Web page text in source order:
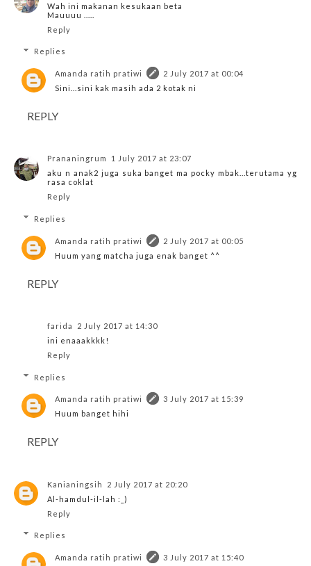
Wah ini makanan kesukaan beta
Mauuuu .....
Reply
Replies
Amanda ratih pratiwi
2 July 2017 at 00:04
Sini...sini kak masih ada 2 kotak ni
REPLY
Prananingrum
1 July 2017 at 23:07
aku n anak2 juga suka banget ma pocky mbak...terutama yg
rasa coklat
Reply
Replies
Amanda ratih pratiwi
2 July 2017 at 00:05
Huum yang matcha juga enak banget ^^
REPLY
farida
2 July 2017 at 14:30
ini enaaakkkk!
Reply
Replies
Amanda ratih pratiwi
3 July 2017 at 15:39
Huum banget hihi
REPLY
Kanianingsih
2 July 2017 at 20:20
Al-hamdul-il-lah :_)
Reply
Replies
Amanda ratih pratiwi
3 July 2017 at 15:40